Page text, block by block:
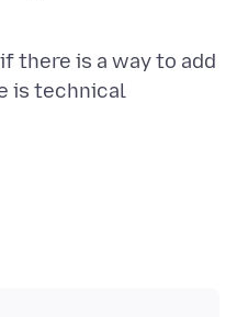
there is a way to add
is technical